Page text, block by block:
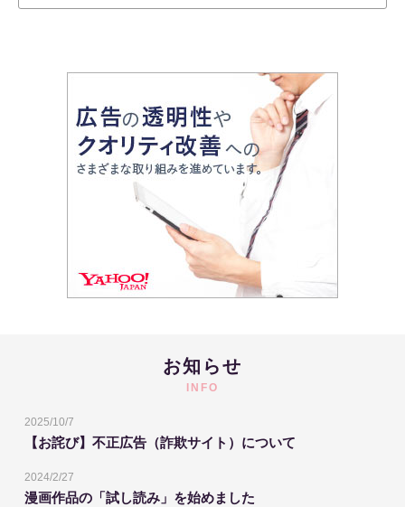
お知らせ
INFO
2025/10/7
【お詫び】不正広告（詐欺サイト）について
2024/2/27
漫画作品の「試し読み」を始めました